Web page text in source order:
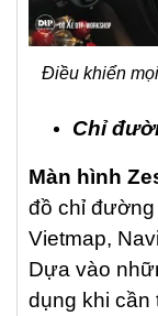
Điều khiển
Chỉ
Màn hình
đồ chỉ
Vietmap,
Dựa vào
dụng khi cần